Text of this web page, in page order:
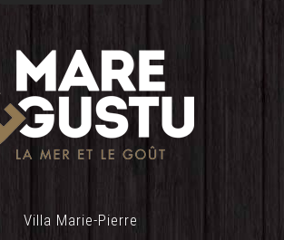
Villa Marie-Pierre